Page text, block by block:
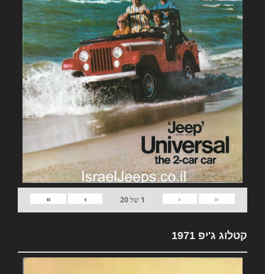
«
‹
1 של20
›
»
קטלוג ג'יפ 1971